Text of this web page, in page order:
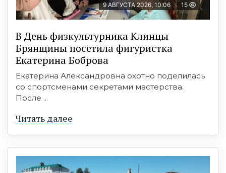
9 АВГУСТА 2026, 10:06 15
В День физкультурника Клинцы
Брянщины посетила фигуристка
Екатерина Боброва
Екатерина Александровна охотно поделилась
со спортсменами секретами мастерства.
После ...
Читать далее